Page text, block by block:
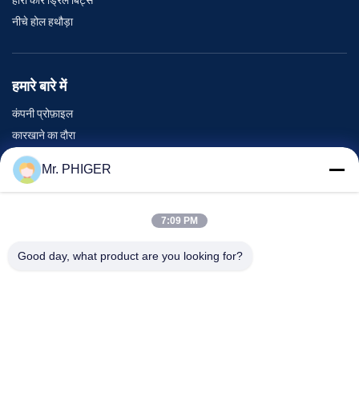
नीचे होल हथौड़ा
हमारे बारे में
कंपनी प्रोफ़ाइल
कारखाने का दौरा
गुणवत्ता नियंत्रण
साइटमैप
घटनाएँ
Mr. PHIGER
7:09 PM
Good day, what product are you looking for?